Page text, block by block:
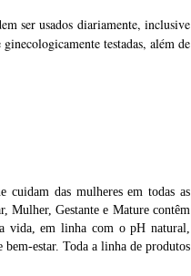
ser usados diariamente, inclusive
testadas, além de
cuidam das mulheres em todas as
Mulher, Gestante e Mature contêm
vida, em linha com o pH natural,
estar. Toda a linha de produtos